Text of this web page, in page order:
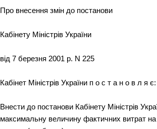
Про внесення змін до постанови
Кабінету Міністрів України
від 7 березня 2001 р. N 225
Кабінет Міністрів України п о с т а н о в л я є:
Внести до постанови Кабінету Міністрів
максимальну величину фактичних витрат на